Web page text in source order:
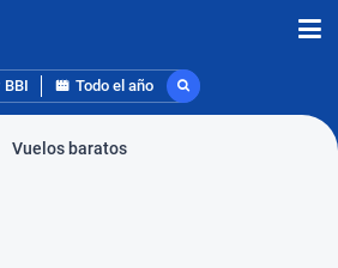
BBI Todo el año
Vuelos baratos